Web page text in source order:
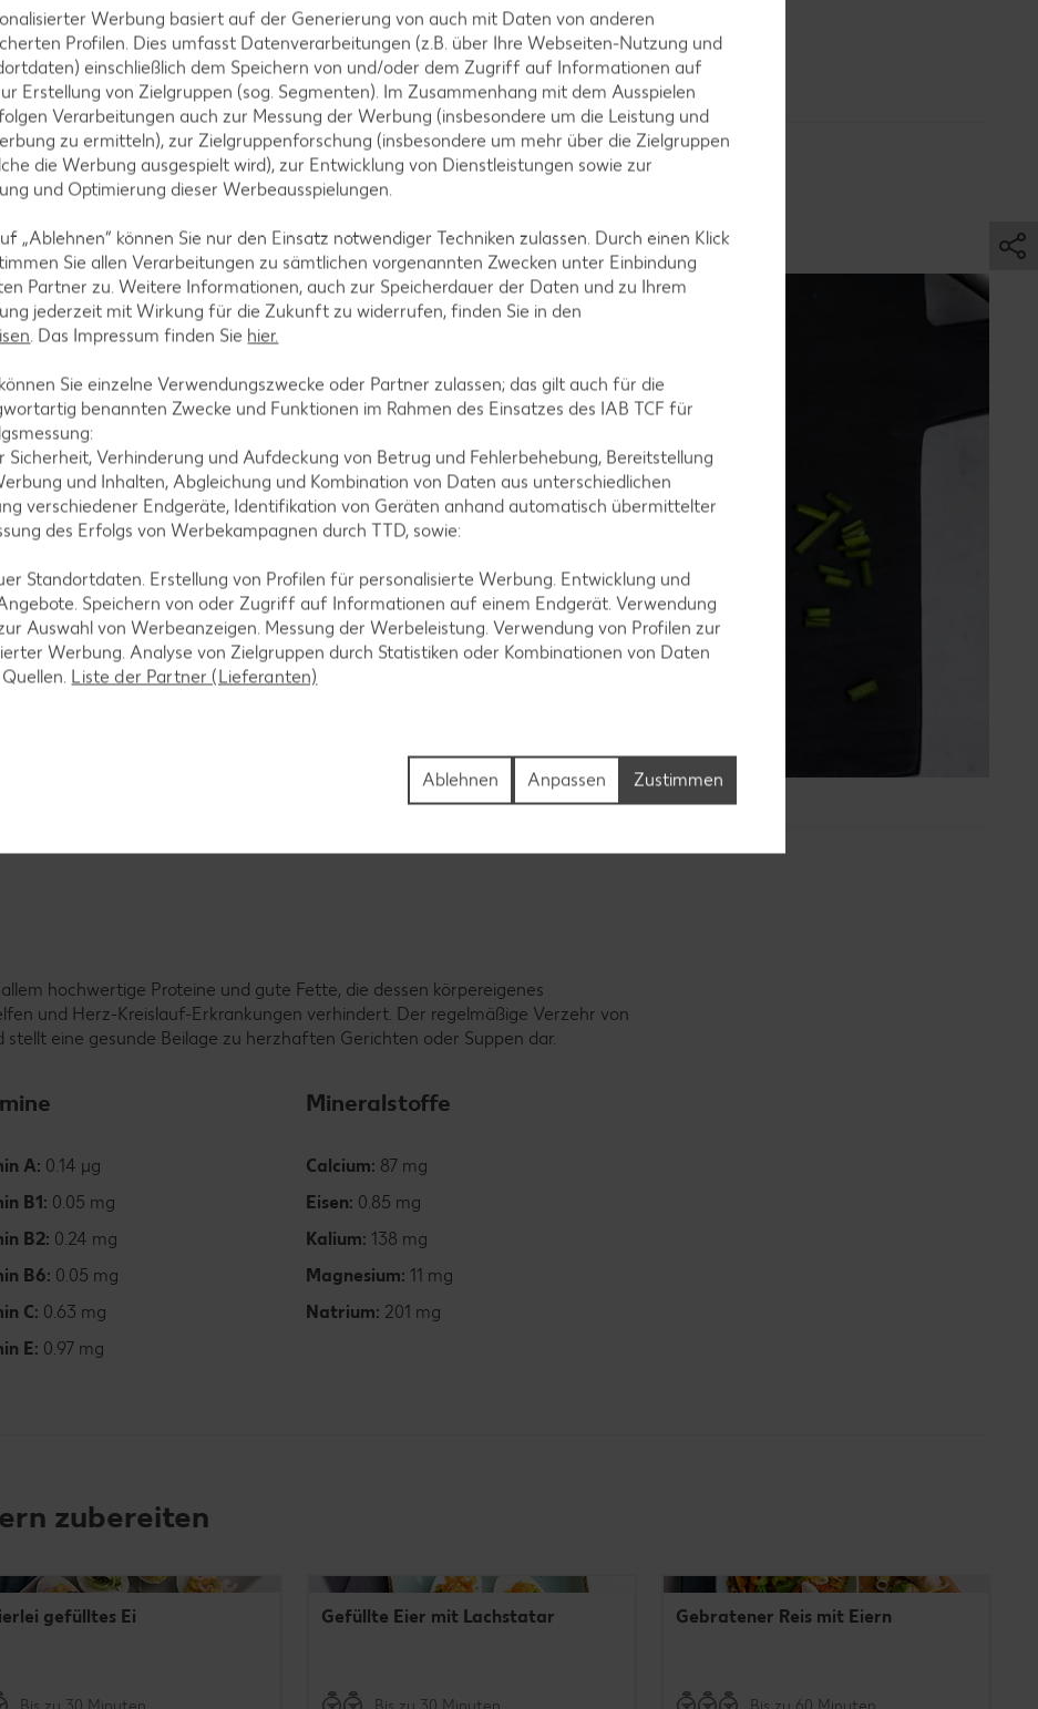
über zur Verfügung stehen, handelt es sich beim Eierstich nicht um ein
verfügbar – entweder in frischer oder in fertiger Form. Ferner gibt es auch
ist, so dass er nur noch aufgekocht werden muss.
werden und wie wird er gelagert?
oder Einlage in
einfach in die noch heiße Suppe
ist auch eine Verwendung als
aber auch eine klassische
gemeinsam mit Honig verspeist und
Eierstichs. Da frischer
er idealerweise sofort nach der
hält er sich maximal einen
hochwertige Proteine und gute Fette, die dessen körpereigenes
und Herz-Kreislauf-Erkrankungen verhindert. Der regelmäßige Verzehr von
eine gesunde Beilage zu herzhaften Gerichten oder Suppen dar.
A: 0.14 µg
B1: 0.05 mg
B2: 0.24 mg
B6: 0.05 mg
C: 0.63 mg
E: 0.97 mg
Mineralstoffe
Calcium: 87 mg
Eisen: 0.85 mg
Kalium: 138 mg
Magnesium: 11 mg
Natrium: 201 mg
zubereiten
gefülltes Ei Gefüllte Eier mit Lachstatar Gebratener Reis mit Eiern
Werbung basiert auf der Generierung von auch mit Daten von anderen
Profilen. Dies umfasst Datenverarbeitungen (z.B. über Ihre Webseiten-Nutzung und
einschließlich dem Speichern von und/oder dem Zugriff auf Informationen auf
Erstellung von Zielgruppen (sog. Segmenten). Im Zusammenhang mit dem Ausspielen
Verarbeitungen auch zur Messung der Werbung (insbesondere um die Leistung und
zu ermitteln), zur Zielgruppenforschung (insbesondere um mehr über die Zielgruppen
die Werbung ausgespielt wird), zur Entwicklung von Dienstleistungen sowie zur
und Optimierung dieser Werbeausspielungen.
„Ablehnen“ können Sie nur den Einsatz notwendiger Techniken zulassen. Durch einen Klick
Sie allen Verarbeitungen zu sämtlichen vorgenannten Zwecken unter Einbindung
Partner zu. Weitere Informationen, auch zur Speicherdauer der Daten und zu Ihrem
jederzeit mit Wirkung für die Zukunft zu widerrufen, finden Sie in den
. Das Impressum finden Sie hier.
Sie einzelne Verwendungszwecke oder Partner zulassen; das gilt auch für die
benannten Zwecke und Funktionen im Rahmen des Einsatzes des IAB TCF für
Sicherheit, Verhinderung und Aufdeckung von Betrug und Fehlerbehebung, Bereitstellung
und Inhalten, Abgleichung und Kombination von Daten aus unterschiedlichen
verschiedener Endgeräte, Identifikation von Geräten anhand automatisch übermittelter
des Erfolgs von Werbekampagnen durch TTD, sowie:
Standortdaten. Erstellung von Profilen für personalisierte Werbung. Entwicklung und
Speichern von oder Zugriff auf Informationen auf einem Endgerät. Verwendung
Auswahl von Werbeanzeigen. Messung der Werbeleistung. Verwendung von Profilen zur
Werbung. Analyse von Zielgruppen durch Statistiken oder Kombinationen von Daten
Liste der Partner (Lieferanten)
Zustimmen
Anpassen
Ablehnen